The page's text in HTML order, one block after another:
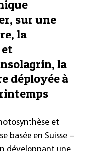
sur une
la
la
déployée à
et
basée en Suisse –